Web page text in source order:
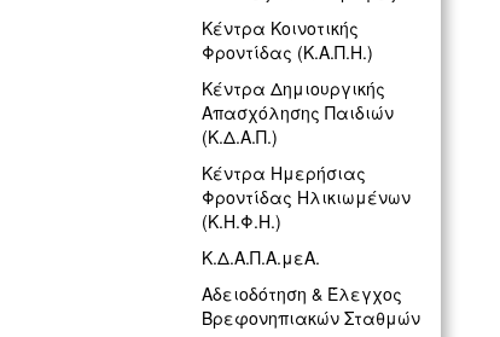
Κέντρα Κοινοτικής
Φροντίδας (Κ.Α.Π.Η.)
Κέντρα Δημιουργικής
Απασχόλησης Παιδιών
(Κ.Δ.Α.Π.)
Κέντρα Ημερήσιας
Φροντίδας Ηλικιωμένων
(Κ.Η.Φ.Η.)
Κ.Δ.Α.Π.Α.μεΑ.
Αδειοδότηση & Έλεγχος
Βρεφονηπιακών Σταθμών